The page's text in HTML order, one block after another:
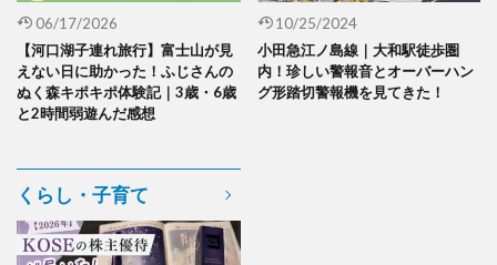
06/17/2026
【河口湖子連れ旅行】富士山が見
えない日に助かった！ふじさんの
ぬく森キポキポ体験記｜3歳・6歳
と2時間弱遊んだ感想
10/25/2024
小田急江ノ島線｜大和駅徒歩圏
内！珍しい警報音とオーバーハン
グ形踏切警報機を見てきた！
くらし・子育て